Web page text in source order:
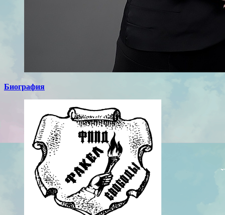
Биография